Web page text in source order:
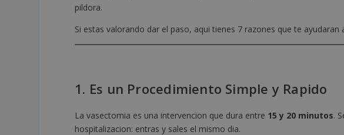
pildora.
Si estas valorando dar el paso, aqui tienes 7 razones que te ayudaran
1. Es un Procedimiento Simple y Rapido
La vasectomia es una intervencion que dura entre 15 y 20 minutos.
hospitalizacion: entras y sales el mismo dia.